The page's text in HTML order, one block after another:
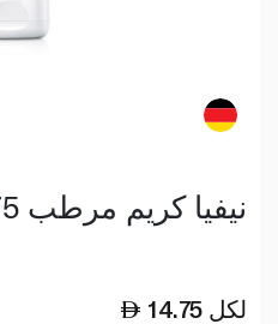
نيفيا كريم مرطب 75 مل
14.75 لكل